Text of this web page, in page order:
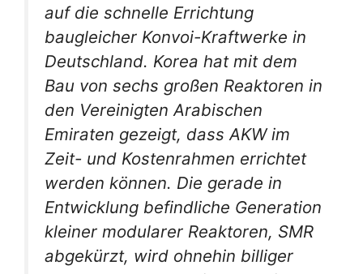
auf die schnelle Errichtung
baugleicher Konvoi-Kraftwerke in
Deutschland. Korea hat mit dem
Bau von sechs großen Reaktoren in
den Vereinigten Arabischen
Emiraten gezeigt, dass AKW im
Zeit- und Kostenrahmen errichtet
werden können. Die gerade in
Entwicklung befindliche Generation
kleiner modularer Reaktoren, SMR
abgekürzt, wird ohnehin billiger